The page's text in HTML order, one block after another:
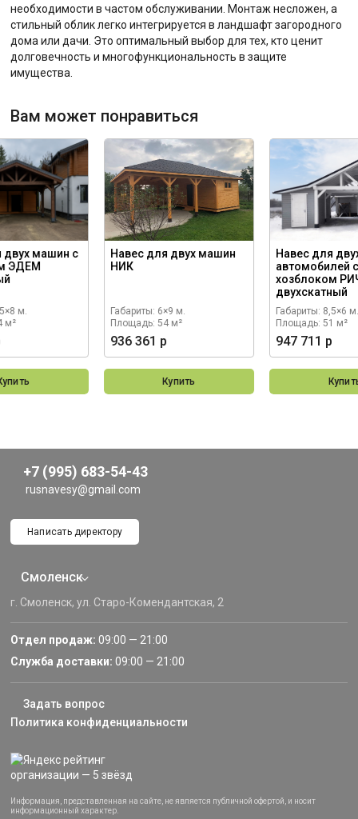
необходимости в частом обслуживании. Монтаж несложен, а
стильный облик легко интегрируется в ландшафт загородного
дома или дачи. Это оптимальный выбор для тех, кто ценит
долговечность и многофункциональность в защите
имущества.
Вам может понравиться
двух машин с
ЭДЕМ
м.
м²
Навес для двух машин
НИК
Габариты: 6×9 м.
Площадь: 54 м²
936 361 р
Купить
Навес для
автомобилей
хозблоком
двухскатный
Габариты: 8,5×6
Площадь: 51 м²
947 711 р
+7 (995) 683-54-43
rusnavesy@gmail.com
Написать директору
Смоленск
г. Смоленск, ул. Старо-Комендантская, 2
Отдел продаж: 09:00 — 21:00
Служба доставки: 09:00 — 21:00
Задать вопрос
Политика конфиденциальности
Информация, представленная на сайте, не является публичной офертой, и носит
информационный характер.